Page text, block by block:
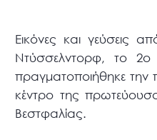
Εικόνες και γεύσεις
Ντύσσελντορφ, το 2ο
πραγματοποιήθηκε
κέντρο της
Βεστφαλίας.